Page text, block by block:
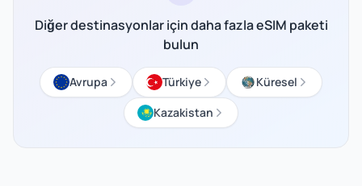
Diğer destinasyonlar için daha fazla eSIM paketi
bulun
Avrupa Türkiye
Küresel
Kazakistan